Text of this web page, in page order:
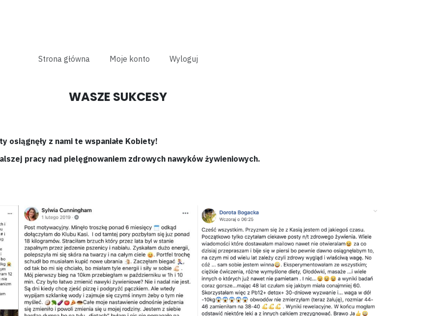
Strona główna Moje konto Wyloguj
WASZE SUKCESY
osiągnęły z nami te wspaniałe Kobiety!
pracy nad pielęgnowaniem zdrowych nawyków żywieniowych.